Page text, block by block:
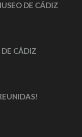
DE CÁDIZ
DE CÁDIZ